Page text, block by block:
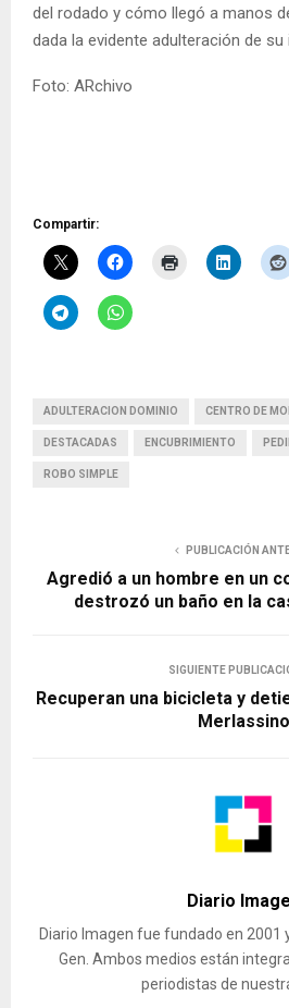
del rodado y cómo llegó a manos
dada la evidente adulteración de
Foto: ARchivo
Compartir:
ADULTERACION DOMINIO CENTRO DE
DESTACADAS ENCUBRIMIENTO
ROBO SIMPLE
PUBLICACIÓN
Agredió a un hombre en un
destrozó un baño en la
SIGUIENTE
Recuperan una bicicleta y
Merlassino
Diario
Diario Imagen fue fundado en 2001
Gen. Ambos medios están
periodistas de